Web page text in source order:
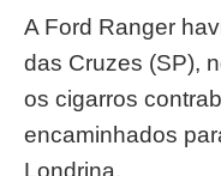
A Ford Ranger
das Cruzes (SP),
os cigarros
encaminhados
Londrina.